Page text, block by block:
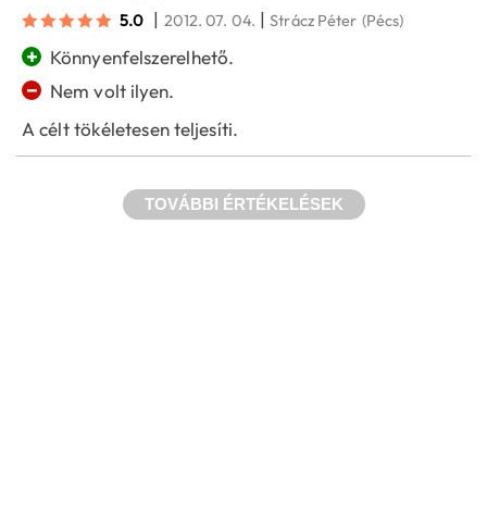
5.0 | 2012. 07. 04. |Strácz Péter (Pécs)
+ Könnyenfelszerelhető.
−
Nem volt ilyen.
A célt tökéletesen teljesíti.
TOVÁBBI ÉRTÉKELÉSEK